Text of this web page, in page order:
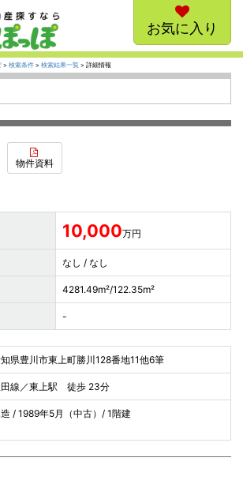
お気に入り
> 検索条件 > 検索結果一覧 > 詳細情報
物件資料
10,000万円
なし / なし
4281.49m²/122.35m²
-
県豊川市東上町勝川128番地11他6筆
線／東上駅 徒歩 23分
/ 1989年5月（中古）/ 1階建